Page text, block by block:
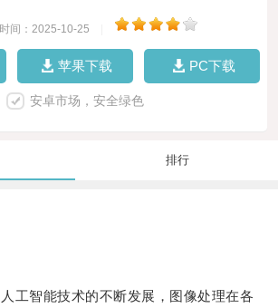
时间：2025-10-25
苹果下载 PC下载
安卓市场，安全绿色
排行
智能技术的不断发展，图像处理在各